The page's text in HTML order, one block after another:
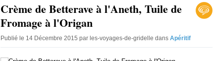
Crème de Betterave à l'Aneth, Tuile de
Fromage à l'Origan
Publié le 14 Décembre 2015 par les-voyages-de-gridelle dans Apéritif